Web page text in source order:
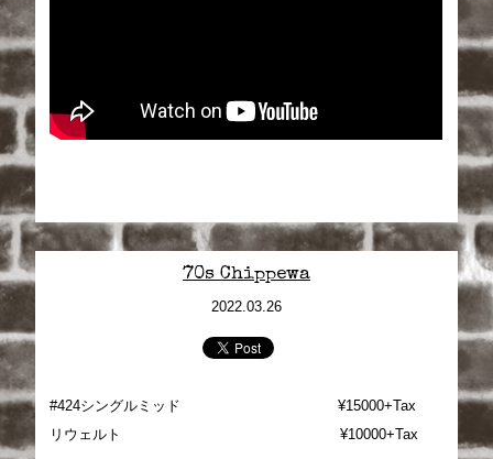
70s Chippewa
2022.03.26
#424シングルミッド ¥15000+Tax
リウェルト ¥10000+Tax